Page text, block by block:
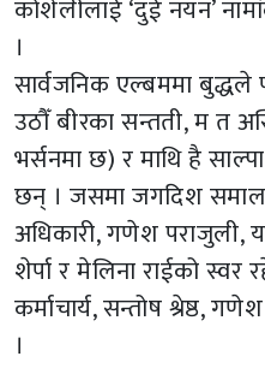
कोशेलीलाई ‘दुई नयन’
।
सार्वजनिक एल्बममा बुद्धले
उठौँ बीरका सन्तती, म त
भर्सनमा छ) र माथि है
छन् । जसमा जगदिश समाल,
अधिकारी, गणेश पराजुली,
शेर्पा र मेलिना राईको
कर्माचार्य, सन्तोष श्रेष्ठ,
।